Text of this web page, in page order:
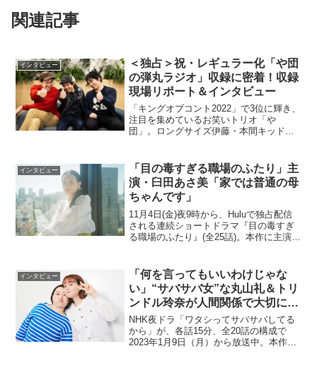
関連記事
インタビュー
＜独占＞祝・レギュラー化「や団
の弾丸ラジオ」収録に密着！収録
現場リポート＆インタビュー
「キングオブコント2022」で3位に輝き、
注目を集めているお笑いトリオ「や
団」。ロングサイズ伊藤・本間キッド・
な彼らが、ラジオアプリGERAでレギュ
ラー番組をスタート...
インタビュー
「目の毒すぎる職場のふたり」主
演・臼田あさ美「家では普通の母
ちゃんです」
11月4日(金)夜9時から、Huluで独占配信
される連続ショートドラマ『目の毒すぎ
る職場のふたり』(全25話)。本作に主演す
業所を舞台に、臼田演じる経理部のマジ
メ...
インタビュー
「何を言ってもいいわけじゃな
い」“サバサバ女”な丸山礼＆トリ
ンドル玲奈が人間関係で大切にし
ていること
NHK夜ドラ「ワタシってサバサバしてる
から」が、各話15分、全20話の構成で
2023年1月9日（月）から放送中。本作